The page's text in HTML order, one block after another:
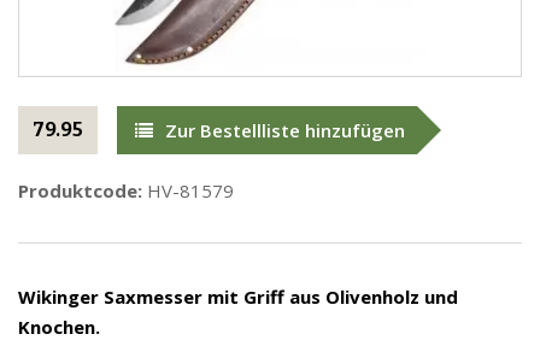
79.95 Zur Bestellliste hinzufügen
Produktcode: HV-81579
Wikinger Saxmesser mit Griff aus Olivenholz und
Knochen.